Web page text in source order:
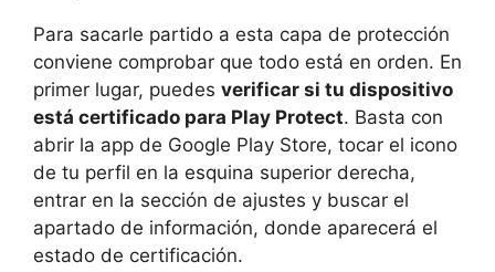
Para sacarle partido a esta capa de protección
conviene comprobar que todo está en orden. En
primer lugar, puedes verificar si tu dispositivo
está certificado para Play Protect. Basta con
abrir la app de Google Play Store, tocar el icono
de tu perfil en la esquina superior derecha,
entrar en la sección de ajustes y buscar el
apartado de información, donde aparecerá el
estado de certificación.